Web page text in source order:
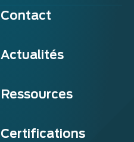
Contact
Actualités
Ressources
Certifications